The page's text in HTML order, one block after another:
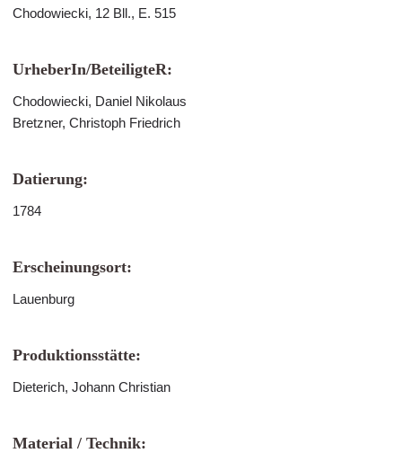
Chodowiecki, 12 Bll., E. 515
UrheberIn/BeteiligteR:
Chodowiecki, Daniel Nikolaus
Bretzner, Christoph Friedrich
Datierung:
1784
Erscheinungsort:
Lauenburg
Produktionsstätte:
Dieterich, Johann Christian
Material / Technik: